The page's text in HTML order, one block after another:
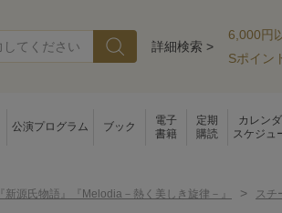
詳細検索 >
6,000円
Sポイン
公演プログラム ブック
電子
書籍
定期
購読
カレンダ
スケジュ
『新源氏物語』『Melodia－熱く美しき旋律－』 > スチ